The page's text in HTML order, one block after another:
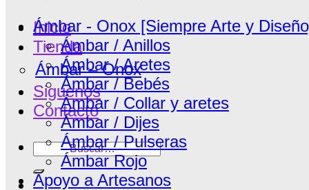
Inicio
Tienda
Ámbar – Onox
Siguenos
Contacto
Buscar
por:
Ámbar - Onox [Siempre Arte y
Ámbar / Anillos
Ámbar / Aretes
Ámbar / Bebés
Ámbar / Collar y aretes
Ámbar / Dijes
Ámbar / Pulseras
Ámbar Rojo
Apoyo a Artesanos